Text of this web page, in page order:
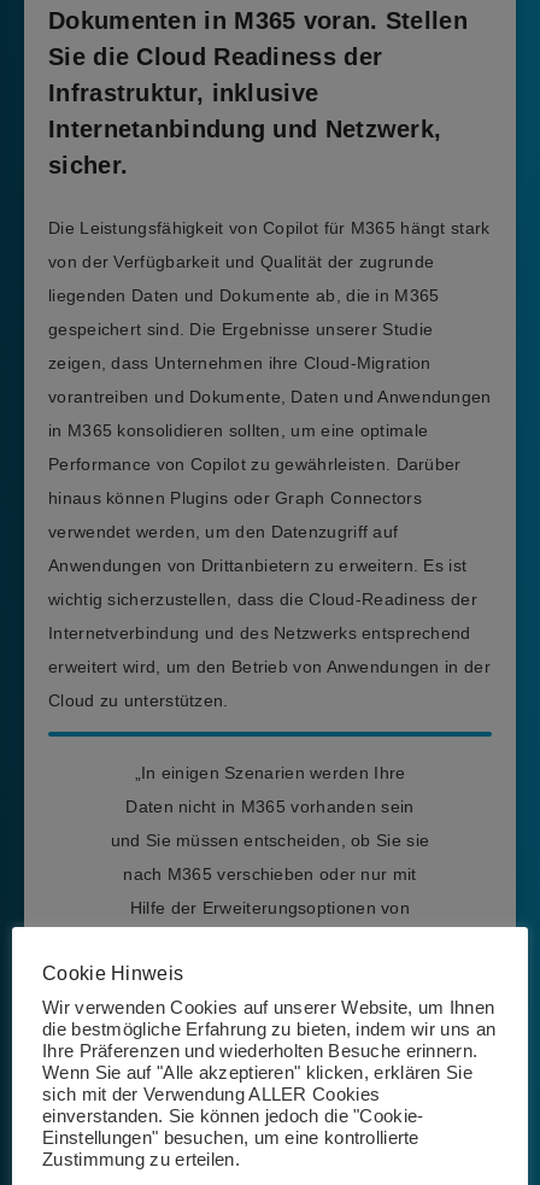
Dokumenten in M365 voran. Stellen
Sie die Cloud Readiness der
Infrastruktur, inklusive
Internetanbindung und Netzwerk,
sicher.
Die Leistungsfähigkeit von Copilot für M365 hängt stark
von der Verfügbarkeit und Qualität der zugrunde
liegenden Daten und Dokumente ab, die in M365
gespeichert sind. Die Ergebnisse unserer Studie
zeigen, dass Unternehmen ihre Cloud-Migration
vorantreiben und Dokumente, Daten und Anwendungen
in M365 konsolidieren sollten, um eine optimale
Performance von Copilot zu gewährleisten. Darüber
hinaus können Plugins oder Graph Connectors
verwendet werden, um den Datenzugriff auf
Anwendungen von Drittanbietern zu erweitern. Es ist
wichtig sicherzustellen, dass die Cloud-Readiness der
Internetverbindung und des Netzwerks entsprechend
erweitert wird, um den Betrieb von Anwendungen in der
Cloud zu unterstützen.
„In einigen Szenarien werden Ihre
Daten nicht in M365 vorhanden sein
und Sie müssen entscheiden, ob Sie sie
nach M365 verschieben oder nur mit
Hilfe der Erweiterungsoptionen von
Plugins) verknüpfen wollen“ –
Hassan
Weitere ausgeklügelte Strategien und wertvolle
Empfehlungen erwarten Sie in der vollständigen Studie.
Bleiben Sie stets informiert, indem Sie uns einfach auf
Cookie Hinweis
Wir verwenden Cookies auf unserer Website, um Ihnen
die bestmögliche Erfahrung zu bieten, indem wir uns an
Ihre Präferenzen und wiederholten Besuche erinnern.
Wenn Sie auf "Alle akzeptieren" klicken, erklären Sie
sich mit der Verwendung ALLER Cookies
einverstanden. Sie können jedoch die "Cookie-
Einstellungen" besuchen, um eine kontrollierte
Zustimmung zu erteilen.